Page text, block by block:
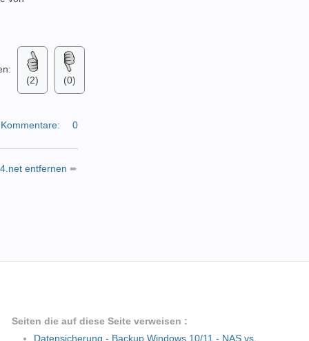
(2)
(0)
Kommentare: 0
entfernen ➨
Seiten die auf diese Seite verweisen :
Datensicherung - Backup Windows 10/11 - NAS vs.